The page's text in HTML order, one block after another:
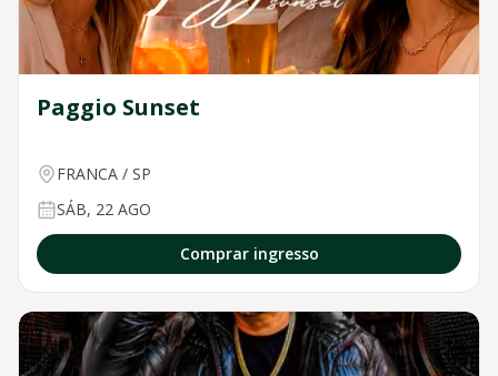
Paggio Sunset
FRANCA / SP
SÁB, 22 AGO
Comprar ingresso